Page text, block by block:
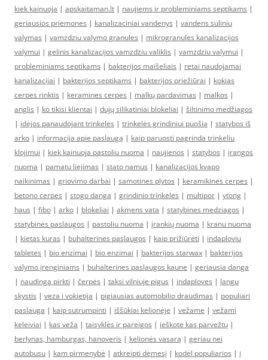
kiek kainuoja | apskaitaman.lt | naujiems ir probleminiams septikams |
geriausios priemones | kanalizaciniai vandenys | vandens suliniu
valymas | vamzdziu valymo granules | mikrogranules kanalizacijos
valymui | gelinis kanalizacijos vamzdziu valiklis | vamzdziu valymui |
probleminiams septikams | bakterijos maišeliais | retai naudojamai
kanalizacijai | bakterijos septikams | bakterijos priežiūrai | kokias
cerpes rinktis | keramines cerpes | malkų pardavimas | malkos |
anglis | ko tikisi klientai | dujų silikatiniai blokeliai | šiltinimo medžiagos
| idėjos panaudojant trinkeles | trinkelės grindiniui puošia | statybos iš
arko | informacija apie paslaugą | kaip paruosti pagrinda trinkeliu
klojimui | kiek kainuoja pastoliu nuoma | naujienos | statybos | įrangos
nuoma | pamatu liejimas | stato namus | kanalizacijos kvapo
naikinimas | griovimo darbai | samotines plytos | keramikines cerpes |
betono cerpes | stogo danga | grindinio trinkeles | multipor | ytong |
haus | fibo | arko | blokeliai | akmens vata | statybines medziagos |
statybinės paslaugos | pastoliu nuoma | įrankių nuoma | kranu nuoma
| kietas kuras | buhalterines paslaugos | kaip prižiūrėti | indaploviu
tabletes | bio enzimai | bio enzimai | bakterijos starwax | bakterijos
valymo įrenginiams | buhalterines paslaugos kaune | geriausia danga
| naudinga pirkti | čerpės | taksi vilniuje pigus | indaploves | langu
skystis | veza i vokietija | pigiausias automobilio draudimas | populiari
paslauga | kaip sutrumpinti | iššūkiai kelionėje | vežame | vežami
keleiviai | kas veža | taisyklės ir pareigos | ieškote kas parvežtų |
berlynas, hamburgas, hanoveris | kelionės vasarą | geriau nei
autobusu | kam pirmenybė | atkreipti dėmesį | kodėl populiarios | į